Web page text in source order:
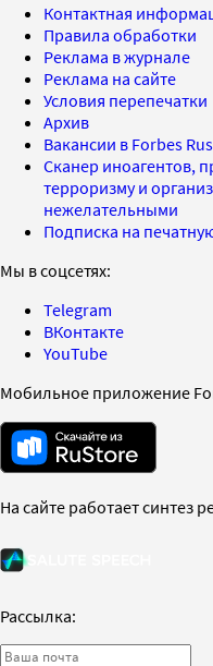
Контактная
Правила обработки
Реклама в журнале
Реклама на сайте
Условия перепечатки
Архив
Вакансии в Forbes
Сканер иноагентов,
терроризму и
нежелательными
Подписка на
Мы в соцсетях:
Telegram
ВКонтакте
YouTube
Мобильное приложение
На сайте работает синтез
Рассылка: